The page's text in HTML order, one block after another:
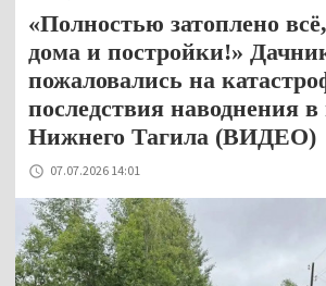
«Полностью затоплено
дома и постройки!»
пожаловались на
последствия наводнения в
Нижнего Тагила (ВИДЕО)
07.07.2026 14:01